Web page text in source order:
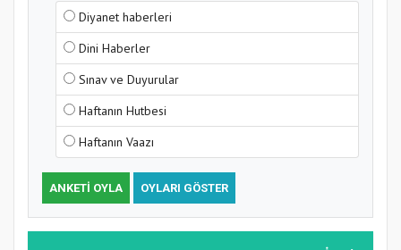
Samsun Atakum’da Yaz Kur’an Kursu
Kapanış Programı
Diyanet haberleri
Dini Haberler
Sınav ve Duyurular
Haftanın Hutbesi
Haftanın Vaazı
ANKETI OYLA OYLARI GÖSTER